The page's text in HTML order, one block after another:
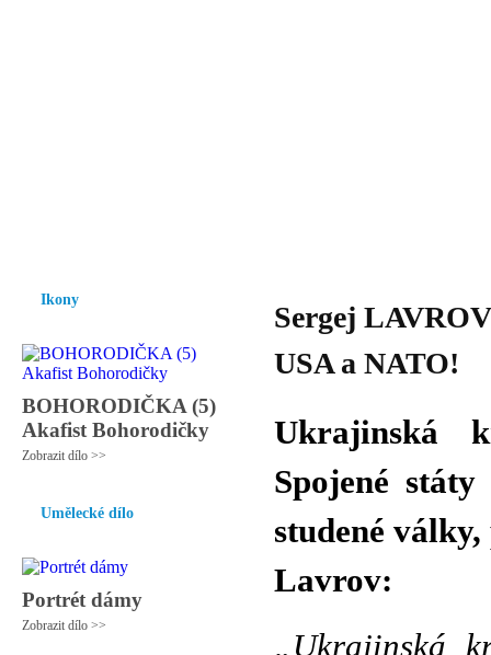
Ikony
BOHORODIČKA (5)
Akafist Bohorodičky
Zobrazit dílo >>
Umělecké dílo
Portrét dámy
Zobrazit dílo >>
Sergej
USA a NATO!
Ukrajinská
Spojené
studené
Lavrov:
„Ukrajinská